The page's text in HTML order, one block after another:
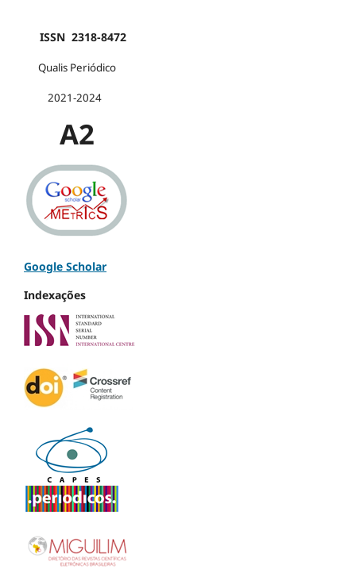
ISSN 2318-8472
Qualis Periódico
2021-2024
A2
Google Scholar
Indexações